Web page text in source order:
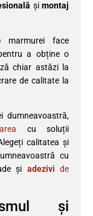
șimontaj
marmurei face
a obține o
chiar astăzi la
de calitate la
dumneavoastră,
cu soluții
calitatea și
cu
și adezivide
și